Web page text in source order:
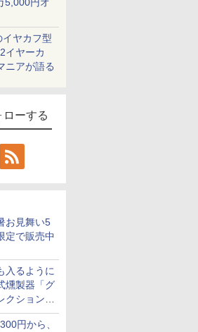
イヤカフ型
イヤーカ
ニアが語る
ーする
お見舞い5
定で販売中
入るように
燻製器「グ
クション
円から、